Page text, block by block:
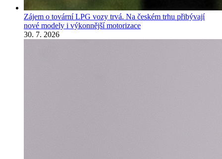
Zájem o tovární LPG vozy trvá. Na českém trhu přibývají
nové modely i výkonnější motorizace
30. 7. 2026